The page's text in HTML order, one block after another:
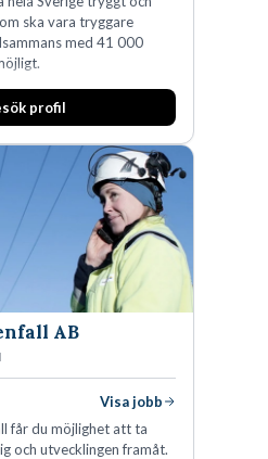
ska vara tryggare
med 41 000
profil
AB
Visa jobb
får du möjlighet att ta
och utvecklingen framåt.